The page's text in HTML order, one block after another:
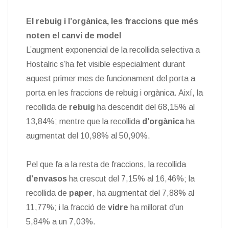
El rebuig i l’orgànica, les fraccions que més
noten el canvi de model
L’augment exponencial de la recollida selectiva a
Hostalric s’ha fet visible especialment durant
aquest primer mes de funcionament del porta a
porta en les fraccions de rebuig i orgànica. Així, la
recollida de rebuig ha descendit del 68,15% al
13,84%; mentre que la recollida d’orgànicaha
augmentat del 10,98% al 50,90%.
Pel que fa a la resta de fraccions, la recollida
d’envasos ha crescut del 7,15% al 16,46%; la
recollida de paper, ha augmentat del 7,88% al
11,77%; i la fracció de vidre ha millorat d’un
5,84% a un 7,03%.